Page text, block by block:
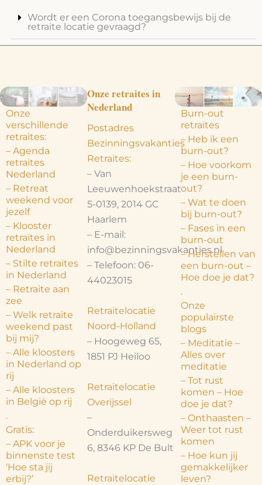
Wordt er een Corona toegangsbewijs bij de
retraite locatie gevraagd?
Onze
verschillende
retraites:
– Agenda
retraites
Nederland
– Retreat
weekend voor
jezelf
– Klooster
retraites in
Nederland
– Stilte retraites
in Nederland
– Retraite aan
zee
– Welk retraite
weekend past
bij mij?
– Alle kloosters
in Nederland op
rij
– Alle kloosters
in België op rij
.
Gratis:
– APK voor je
binnenste test
‘Hoe sta jij
erbij?’
Onze retraites in
Nederland
Postadres
Bezinningsvakanties
Retraites:
– Van
Leeuwenhoekstraat
5-0139, 2014 GC
Haarlem
– E-mail:
info@bezinningsvakanties.nl
– Telefoon: 06-
44023015
Retraitelocatie
Noord-Holland
– Hoogeweg 65,
1851 PJ Heiloo
Retraitelocatie
Overijssel
–
Onderduikersweg
6, 8346 KP De Bult
Retraitelocatie
Burn-out
retraites
– Heb ik een
burn-out?
– Hoe voorkom
je een burn-
out?
– Wat te doen
bij burn-out?
– Fases in een
burn-out
– Herstellen van
een burn-out –
Hoe doe je dat?
.
Onze
populairste
blogs
– Meditatie –
Alles over
meditatie
– Tot rust
komen – Hoe
doe je dat?
– Onthaasten –
Weer tot rust
komen
– Hoe kun jij
gemakkelijker
leven?